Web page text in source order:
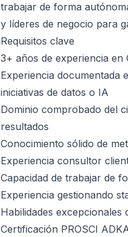
trabajar de forma
y líderes de negocio para
Requisitos clave
3+ años de experiencia en
Experiencia documentada
iniciativas de datos o IA
Dominio comprobado del
resultados
Conocimiento sólido de
Experiencia consultor
Capacidad de trabajar de
Experiencia gestionando
Habilidades
Certificación PROSCI